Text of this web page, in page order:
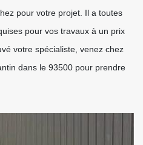
pour votre projet. Il a toutes
pour vos travaux à un prix
votre spécialiste, venez chez
dans le 93500 pour prendre